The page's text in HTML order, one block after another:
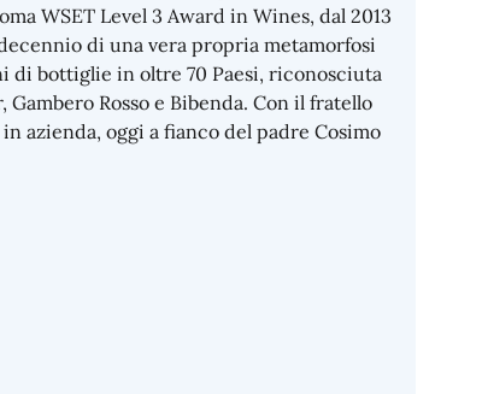
WSET Level 3 Award in Wines, dal 2013
di una vera propria metamorfosi
di bottiglie in oltre 70 Paesi, riconosciuta
Rosso e Bibenda. Con il fratello
azienda, oggi a fianco del padre Cosimo